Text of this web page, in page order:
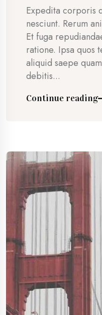
Expedita corporis
nesciunt. Rerum
Et fuga
ratione. Ipsa quos
aliquid saepe
debitis...
Continue reading